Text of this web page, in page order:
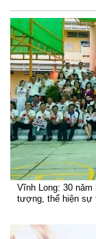
Vĩnh Long: 30
tượng, thể hiện sự